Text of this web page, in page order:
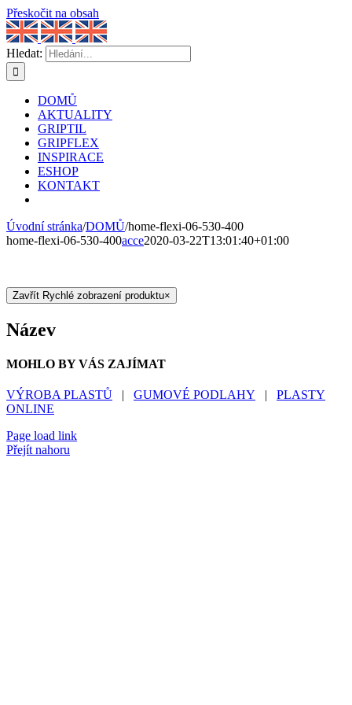
Přeskočit na obsah
Hledat:
DOMŮ
AKTUALITY
GRIPTIL
GRIPFLEX
INSPIRACE
ESHOP
KONTAKT
Úvodní stránka/DOMŮ/home-flexi-06-530-400
home-flexi-06-530-400acce2020-03-22T13:01:40+01:00
Zavřít Rychlé zobrazení produktu×
Název
MOHLO BY VÁS ZAJÍMAT
VÝROBA PLASTŮ | GUMOVÉ PODLAHY | PLASTY
ONLINE
Page load link
Přejít nahoru